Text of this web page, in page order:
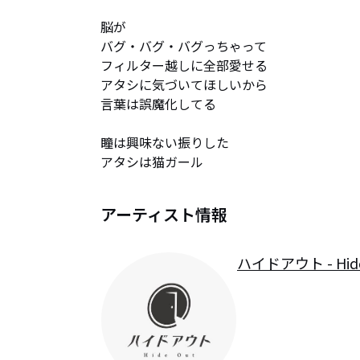
脳が
バグ・バグ・バグっちゃって
フィルター越しに全部愛せる
アタシに気づいてほしいから
言葉は誤魔化してる
瞳は興味ない振りした
アタシは猫ガール
アーティスト情報
ハイドアウト -